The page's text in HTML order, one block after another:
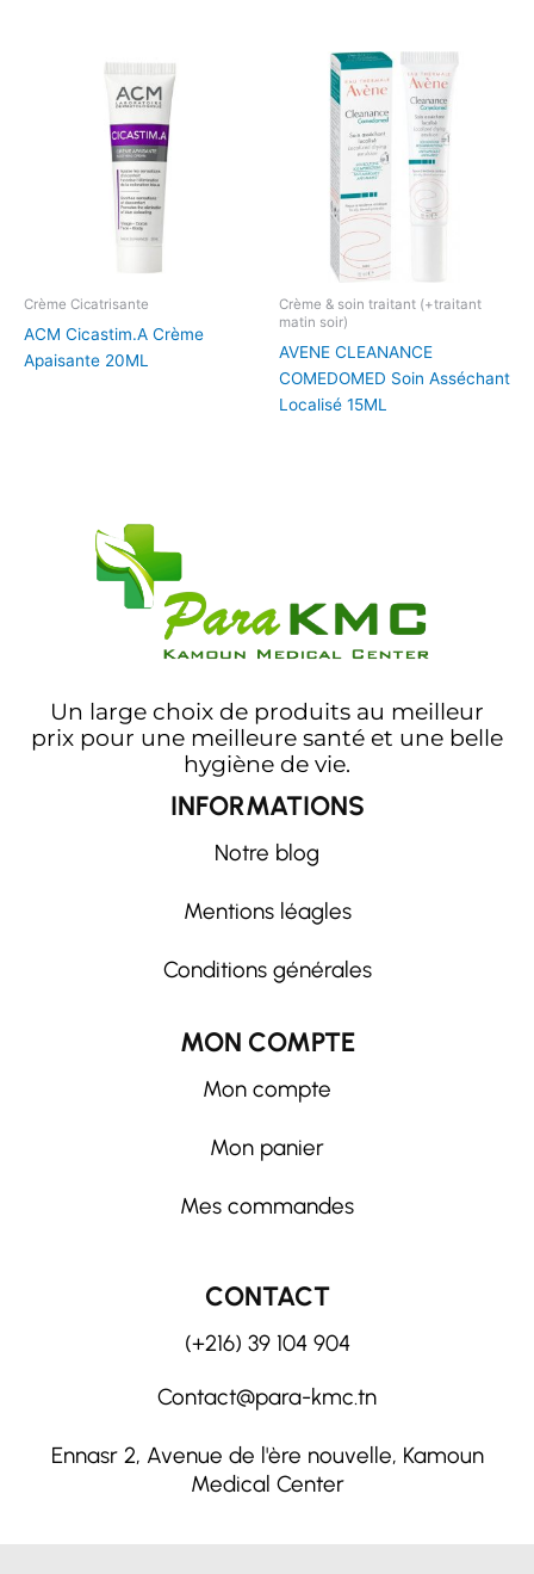
Crème Cicatrisante
ACM Cicastim.A Crème
Apaisante 20ML
Crème & soin traitant (+traitant
matin soir)
AVENE CLEANANCE
COMEDOMED Soin Asséchant
Localisé 15ML
Un large choix de produits au meilleur
prix pour une meilleure santé et une belle
hygiène de vie.
INFORMATIONS
Notre blog
Mentions léagles
Conditions générales
MON COMPTE
Mon compte
Mon panier
Mes commandes
CONTACT
(+216) 39 104 904
Contact@para-kmc.tn
Ennasr 2, Avenue de l'ère nouvelle, Kamoun
Medical Center